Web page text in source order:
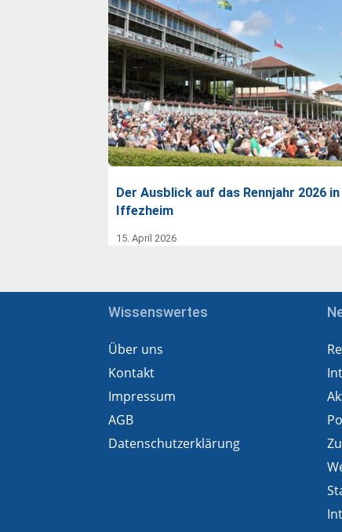
Der Ausblick auf das Rennjahr 2026 in
Iffezheim
15. April 2026
Wissenswertes
Über uns
Kontakt
Impressum
AGB
Datenschutzerklärung